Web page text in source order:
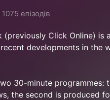
1075 епізодів
Click Online) is a
developments in the
30-minute programmes:
the second is produced